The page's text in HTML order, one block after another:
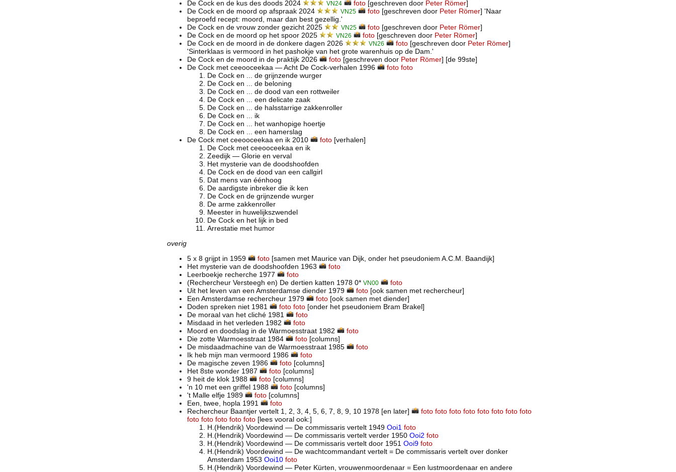
De Cock en de kus des doods 2024
VN24 foto[geschreven door Peter Römer]
De Cock en de moord op afspraak 2024
VN25 foto[geschreven door Peter Römer] 'Naar
beproefd recept: moord, maar dan best gezellig.'
De Cock en de vrouw zonder gezicht 2025
VN25 foto [geschreven door Peter Römer]
De Cock en de moord op het spoor 2025
VN26 foto [geschreven door Peter Römer]
De Cock en de moord in de donkere dagen 2026
VN26 foto[geschreven door Peter Römer]
'Sinterklaas is vermoord in het pashokje van het grote warenhuis op de Dam.'
De Cock en de moord in de praktijk 2026
foto[geschreven door Peter Römer] [de 99ste]
De Cock met ceeooceekaa — Acht De Cock-verhalen 1996
foto foto
De Cock en ... de grijnzende wurger
De Cock en ... de beloning
De Cock en ... de dood van een rottweiler
De Cock en ... een delicate zaak
De Cock en ... de halsstarrige zakkenroller
De Cock en ... ik
De Cock en ... het wanhopige hoertje
De Cock en ... een hamerslag
De Cock met ceeooceekaa en ik 2010
foto[verhalen]
De Cock met ceeooceekaa en ik
Zeedijk — Glorie en verval
Het mysterie van de doodshoofden
De Cock en de dood van een callgirl
Dat mens van éénhoog
De aardigste inbreker die ik ken
De Cock en de grijnzende wurger
De arme zakkenroller
Meester in huwelijkszwendel
De Cock en het lijk in bed
Arrestatie met humor
overig
5 x 8 grijpt in 1959
foto[samen met Maurice van Dijk, onder het pseudoniem A.C.M. Baandijk]
Het mysterie van de doodshoofden 1963
foto
Leerboekje recherche 1977
foto
(Rechercheur Versteegh en) De dertien katten 1978 0* VN00
foto
Uit het leven van een Amsterdamse diender 1979
foto[ook samen met rechercheur]
Een Amsterdamse rechercheur 1979
foto[ook samen met diender]
Doden spreken niet 1981
foto foto[onder het pseudoniem Bram Brakel]
De moraal van het cliché 1981
foto
Misdaad in het verleden 1982
foto
Moord en doodslag in de Warmoesstraat 1982
foto
Die zotte Warmoesstraat 1984
foto[columns]
De misdaadmachine van de Warmoesstraat 1985
foto
Ik heb mijn man vermoord 1986
foto
De magische zeven 1986
foto[columns]
Het 8ste wonder 1987
foto[columns]
9 heit de klok 1988
foto[columns]
'n 10 met een griffel 1988
foto[columns]
't Malle elfje 1989
foto[columns]
Een, twee, hopla 1991
foto
Rechercheur Baantjer vertelt 1, 2, 3, 4, 5, 6, 7, 8, 9, 10 1978 [en later]
foto foto foto foto foto foto foto foto
foto foto foto foto foto [lees vooral ook:]
H.(Hendrik) Voordewind — De commissaris vertelt 1949 Ooi1 foto
H.(Hendrik) Voordewind — De commissaris vertelt verder 1950 Ooi2 foto
H.(Hendrik) Voordewind — De commissaris vertelt door 1951 Ooi9 foto
H.(Hendrik) Voordewind — De wachtcommandant vertelt = De commissaris vertelt over donker
Amsterdam 1953 Ooi10 foto
H.(Hendrik) Voordewind — Peter Kürten, vrouwenmoordenaar = Een lustmoordenaar en andere